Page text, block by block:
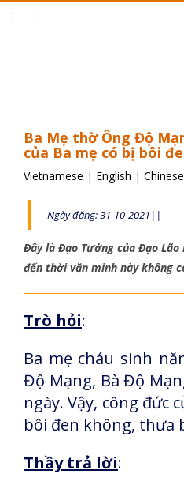
Ba Mẹ thờ Ông Độ
của Ba mẹ có bị bôi
Vietnamese | English | Chinese
Ngày đăng: 31-10-2021||
Đây là Đạo Tưởng của Đạo Lão
đến thời văn minh này không
Trò hỏi:
Ba mẹ cháu sinh
Độ Mạng, Bà Độ
ngày. Vậy, công đức
bôi đen không, thưa
Thầy trả lời: